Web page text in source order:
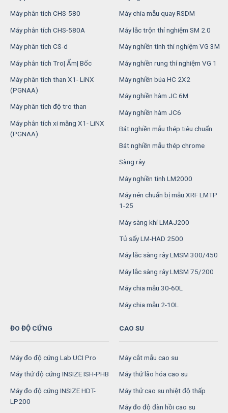
Máy phân tích CHS-580
Máy phân tích CHS-580A
Máy phân tích CS-d
Máy phân tích Tro| Ẩm| Bốc
Máy phân tích than X1- LiNX
(PGNAA)
Máy phân tích độ tro than
Máy phân tích xi măng X1- LiNX
(PGNAA)
Máy chia mẫu quay RSDM
Máy lắc trộn thí nghiệm SM 2.0
Máy nghiền tinh thí nghiệm VG 3M
Máy nghiền rung thí nghiệm VG 1
Máy nghiền búa HC 2X2
Máy nghiền hàm JC 6M
Máy nghiền hàm JC6
Bát nghiền mẫu thép tiêu chuẩn
Bát nghiền mẫu thép chrome
Sàng rây
Máy nghiền tinh LM2000
Máy nén chuẩn bị mẫu XRF LMTP
1-25
Máy sàng khí LMAJ200
Tủ sấy LM-HAD 2500
Máy lắc sàng rây LMSM 300/450
Máy lắc sàng rây LMSM 75/200
Máy chia mẫu 30-60L
Máy chia mẫu 2-10L
ĐO ĐỘ CỨNG
Máy đo độ cứng Lab UCI Pro
Máy thử độ cứng INSIZE ISH-PHB
Máy đo độ cứng INSIZE HDT-
LP200
CAO SU
Máy cắt mẫu cao su
Máy thử lão hóa cao su
Máy thử cao su nhiệt độ thấp
Máy đo độ đàn hồi cao su